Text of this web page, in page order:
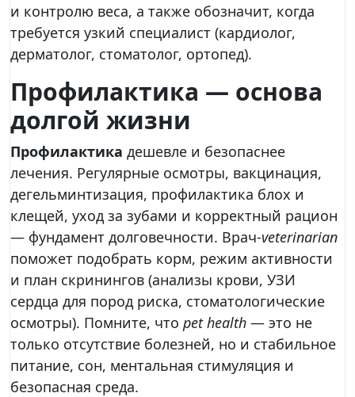
и контролю веса, а также обозначит, когда
требуется узкий специалист (кардиолог,
дерматолог, стоматолог, ортопед).
Профилактика — основа
долгой жизни
Профилактика дешевле и безопаснее
лечения. Регулярные осмотры, вакцинация,
дегельминтизация, профилактика блох и
клещей, уход за зубами и корректный рацион
— фундамент долговечности. Врач-veterinarian
поможет подобрать корм, режим активности
и план скринингов (анализы крови, УЗИ
сердца для пород риска, стоматологические
осмотры). Помните, что pet health — это не
только отсутствие болезней, но и стабильное
питание, сон, ментальная стимуляция и
безопасная среда.